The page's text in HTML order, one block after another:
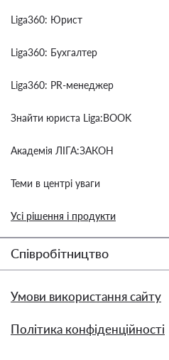
Liga360: Юрист
Liga360: Бухгалтер
Liga360: PR-менеджер
Знайти юриста Liga:BOOK
Академія ЛІГА:ЗАКОН
Теми в центрі уваги
Усі рішення і продукти
Співробітництво
Умови використання сайту
Політика конфіденційності